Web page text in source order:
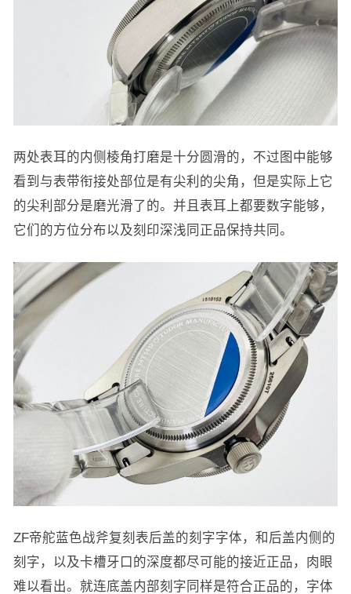
两处表耳的内侧棱角打磨是十分圆滑的，不过图中能够
看到与表带衔接处部位是有尖利的尖角，但是实际上它
的尖利部分是磨光滑了的。并且表耳上都要数字能够，
它们的方位分布以及刻印深浅同正品保持共同。
ZF帝舵蓝色战斧复刻表后盖的刻字字体，和后盖内侧的
刻字，以及卡槽牙口的深度都尽可能的接近正品，肉眼
难以看出。就连底盖内部刻字同样是符合正品的，字体